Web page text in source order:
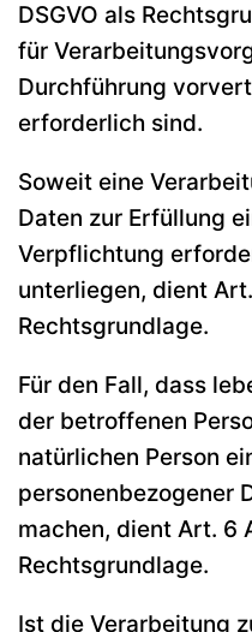
DSGVO als
für
Durchführung
erforderlich sind.
Soweit eine
Daten zur Erfüllung
Verpflichtung
unterliegen, dient
Rechtsgrundlage.
Für den Fall, dass
der betroffenen
natürlichen Person
personenbezogener
machen, dient Art. 6
Rechtsgrundlage.
Ist die Verarbeitung